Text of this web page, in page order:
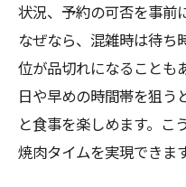
状況、予約の可否を事前
なぜなら、混雑時は待ち
位が品切れになることも
日や早めの時間帯を狙う
と食事を楽しめます。こ
焼肉タイムを実現できます